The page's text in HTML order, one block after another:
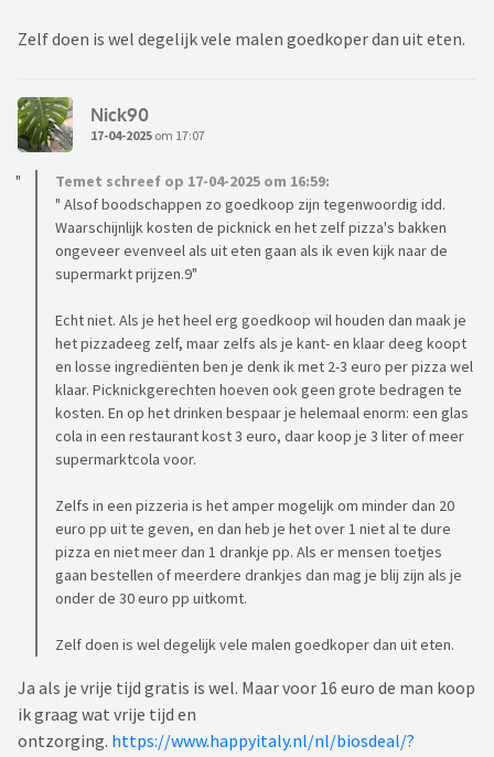
Zelf doen is wel degelijk vele malen goedkoper dan uit eten.
Nick90
17-04-2025 om 17:07
Temet schreef op 17-04-2025 om 16:59:
" Alsof boodschappen zo goedkoop zijn tegenwoordig idd.
Waarschijnlijk kosten de picknick en het zelf pizza's bakken
ongeveer evenveel als uit eten gaan als ik even kijk naar de
supermarkt prijzen.9"
Echt niet. Als je het heel erg goedkoop wil houden dan maak je
het pizzadeeg zelf, maar zelfs als je kant- en klaar deeg koopt
en losse ingrediënten ben je denk ik met 2-3 euro per pizza wel
klaar. Picknickgerechten hoeven ook geen grote bedragen te
kosten. En op het drinken bespaar je helemaal enorm: een glas
cola in een restaurant kost 3 euro, daar koop je 3 liter of meer
supermarktcola voor.
Zelfs in een pizzeria is het amper mogelijk om minder dan 20
euro pp uit te geven, en dan heb je het over 1 niet al te dure
pizza en niet meer dan 1 drankje pp. Als er mensen toetjes
gaan bestellen of meerdere drankjes dan mag je blij zijn als je
onder de 30 euro pp uitkomt.
Zelf doen is wel degelijk vele malen goedkoper dan uit eten.
Ja als je vrije tijd gratis is wel. Maar voor 16 euro de man koop
ik graag wat vrije tijd en
ontzorging. https://www.happyitaly.nl/nl/biosdeal/?